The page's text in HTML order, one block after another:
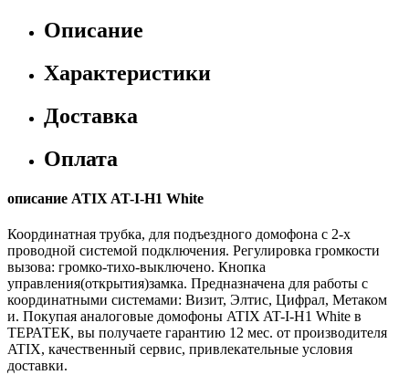
Описание
Характеристики
Доставка
Оплата
описание ATIX AT-I-H1 White
Координатная трубка, для подъездного домофона с 2-х
проводной системой подключения. Регулировка громкости
вызова: громко-тихо-выключено. Кнопка
управления(открытия)замка. Предназначена для работы с
координатными системами: Визит, Элтис, Цифрал, Метаком
и. Покупая аналоговые домофоны ATIX AT-I-H1 White в
ТЕРАТЕК, вы получаете гарантию 12 мес. от производителя
ATIX, качественный сервис, привлекательные условия
доставки.